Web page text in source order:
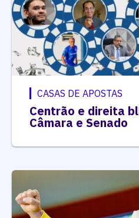
CASAS DE APOSTAS
Centrão e direita
Câmara e Senado